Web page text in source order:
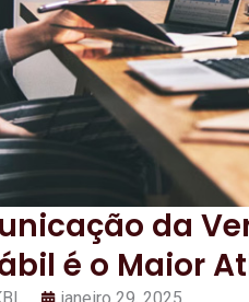
da
é o Maior
janeiro 29, 2025